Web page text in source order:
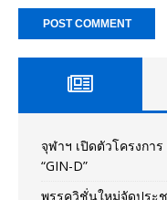
จุฬาฯ เปิดตัวโครงกา
“GIN-D”
พรรควิชั่นใหม่จัดประ